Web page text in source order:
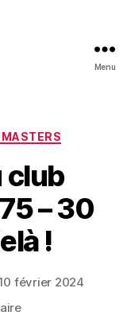
Menu
club
– 30
!
février 2024